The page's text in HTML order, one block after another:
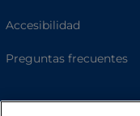
Accesibilidad
Preguntas frecuentes